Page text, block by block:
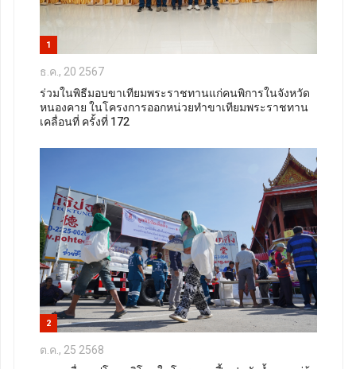
1
ธ.ค., 20 2567
ร่วมในพิธีมอบขาเทียมพระราชทานแก่คนพิการในจังหวัด
หนองคาย ในโครงการออกหน่วยทำขาเทียมพระราชทาน
เคลื่อนที่ ครั้งที่ 172
2
ต.ค., 25 2568